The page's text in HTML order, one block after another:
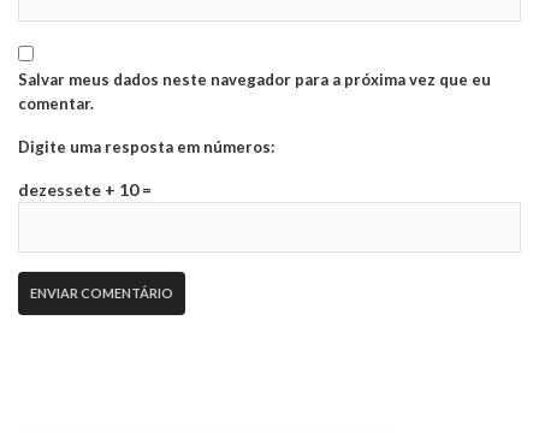
Salvar meus dados neste navegador para a próxima vez que eu
comentar.
Digite uma resposta em números:
dezessete + 10 =